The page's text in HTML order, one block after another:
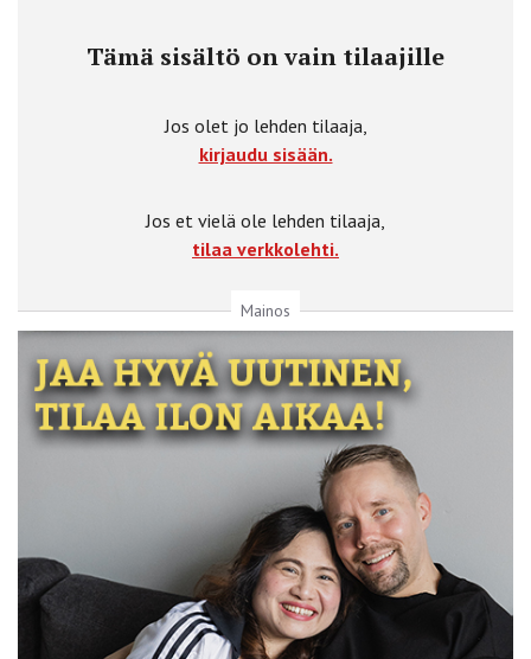
Tämä sisältö on vain tilaajille
Jos olet jo lehden tilaaja,
kirjaudu sisään.
Jos et vielä ole lehden tilaaja,
tilaa verkkolehti.
Mainos